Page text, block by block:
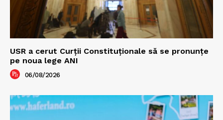
USR a cerut Curții Constituționale să se pronunțe
pe noua lege ANI
06/08/2026